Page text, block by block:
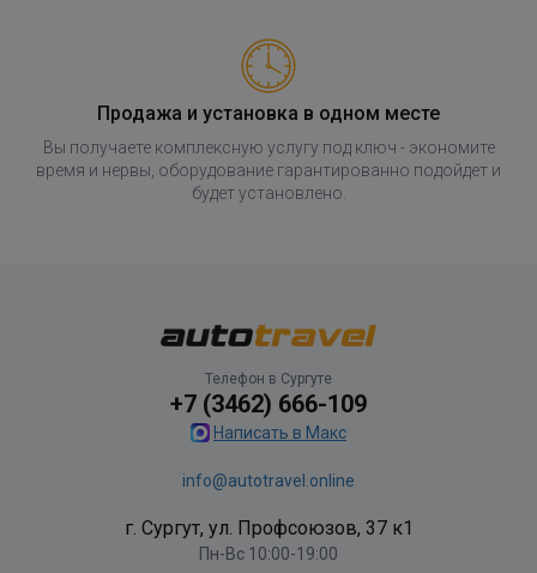
Продажа и установка в одном месте
Вы получаете комплексную услугу под ключ - экономите
время и нервы, оборудование гарантированно подойдет и
будет установлено.
Телефон в Сургуте
+7 (3462) 666-109
Написать в Макс
info@autotravel.online
г. Сургут, ул. Профсоюзов, 37 к1
Пн-Вс 10:00-19:00